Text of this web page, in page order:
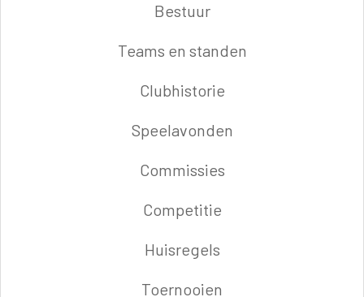
Bestuur
Teams en standen
Clubhistorie
Speelavonden
Commissies
Competitie
Huisregels
Toernooien